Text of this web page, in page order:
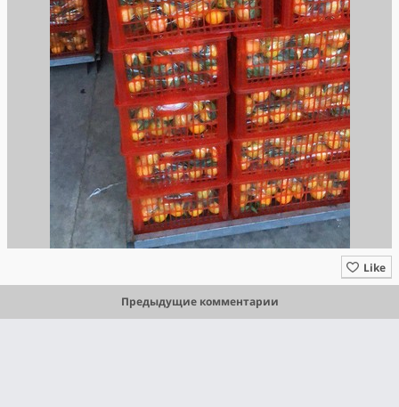
Like
Предыдущие комментарии